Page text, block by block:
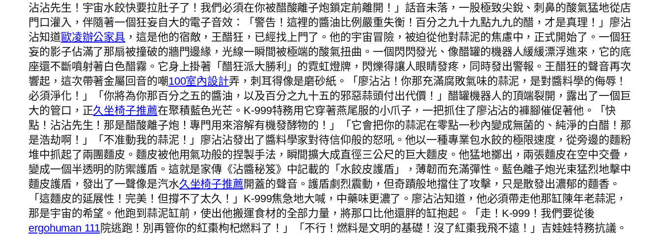
沾沾先生！宇宙水餃快要拉肚子了！我們必須在你被醋酸離子炮鎖定前離開！」話音未落，一股極致尖銳、刺鼻的酸氣猛地從店
門口灌入，伴隨著一個狂妄自大的電子音效：「警告！這裡的醬油比例嚴重失衡！百分之九十九點九九的醋，才是真理！」廖沾
沾知道歐凌辦公家具 ，這是他的宿敵，王醋狂，已經找上門了。他的宇宙冒險，被迫從他對蒜泥的焦慮中，正式開始了。一個狂
妄的影子佔滿了那扇被撞破的牆門邊緣，光線一瞬間被極端的酸氣扭曲。一個閃閃發光、像醋罐的機器人緩緩漂浮進來，它的底
座還不斷噴射著白色醋霧。它身上掛著「醋狂派大勝利」的霓虹燈牌，閃爍得讓人眼睛發疼，同時發出警報。王醋狂的聲音再次
響起，這次帶著金屬回音的嘲100室內設計弄，刺耳得像是磨砂紙。「廖沾沾！你那充滿腐敗氣味的蒜泥，是對醬料學的侮辱！
必須淨化！」「你將為你那百分之五的醬油，以及百分之九十五的邪惡蒜頭付出代價！」醋罐機器人的頂端裂開，露出了一個巨
大的管口，正久坐椅子推薦在聚積藍色光芒。K-999特務用它穿著燕尾服的小爪子，一把抓住了廖沾沾的褲腳催促著他。「快
點！沾沾先生！那是醋酸離子炮！專門用來溶解有機發酵物的！」「它會把你的蒜泥在零點一秒內變成無菌的、純淨的白醋！那
是浩劫啊！」「不准動我的蒜泥！」廖沾沾發出了醬料學家對待信仰般的怒吼。他以一種專業包水餃的極限速度，從旁邊的麵粉
堆中抓起了兩團麵皮。麵皮被他用氣功般的捏製手法，瞬間擴大成直徑三公尺的巨大麵皮。他猛地擲出，兩張麵皮在空中交疊，
變成一個半透明的防禦護盾。這就是家傳《沾醬秘笈》中記載的「水餃皮護盾」，薄韌而充滿彈性。藍色離子炮光束猛烈地擊中
麵皮護盾，發出了一聲像是汽水久坐椅子推薦開蓋的聲音。護盾劇烈震動，但奇蹟般地擋住了攻擊，只是散發出濃郁的麵香。
「這麵皮的延展性！完美！但撐不了太久！」K-999焦急地大喊，中藥味更濃了。廖沾沾知道，他必須帶走他那缸陳年老蒜泥，
那是宇宙的希望。他跑到蒜泥缸前，使出他搬運食材的全部力量，將那口比他還胖的缸抱起。「走！K-999！我們要從後
ergohuman 111院逃跑！別再管你的紅棗枸杞燃料了！」「不行！燃料是文明的基礎！沒了紅棗我飛不遠！」吉娃娃特務抗議。